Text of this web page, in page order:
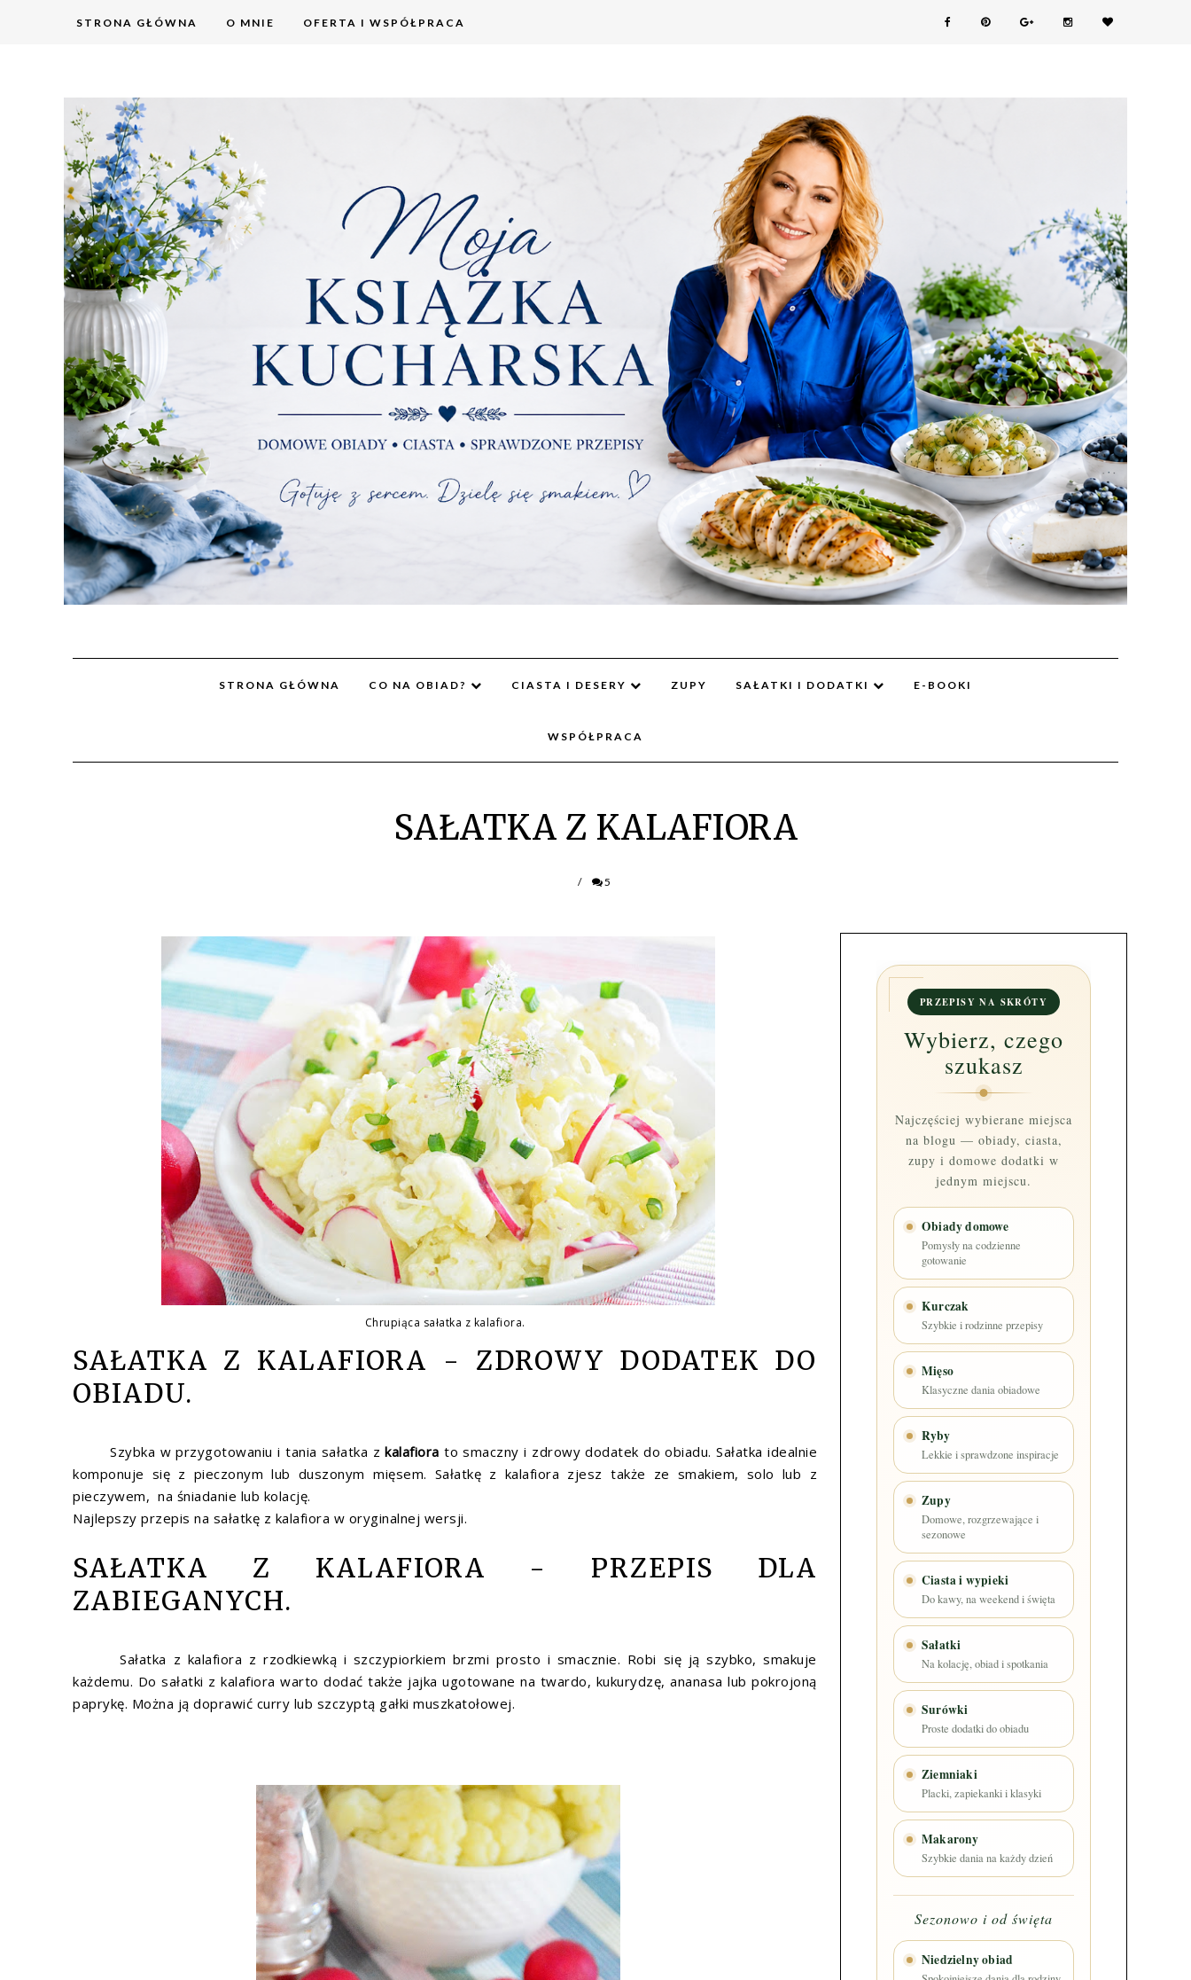
STRONA GŁÓWNA O MNIE OFERTA I WSPÓŁPRACA
STRONA GŁÓWNA CO NA OBIAD? CIASTA I DESERY ZUPY SAŁATKI I DODATKI E-BOOKI
WSPÓŁPRACA
SAŁATKA Z KALAFIORA
/ 5
Chrupiąca sałatka z kalafiora.
SAŁATKA Z KALAFIORA - ZDROWY DODATEK DO
OBIADU.
Szybka w przygotowaniu i tania sałatka zkalafiora to smaczny i zdrowy dodatek do obiadu. Sałatka idealnie
komponuje się z pieczonym lub duszonym mięsem. Sałatkę z kalafiora zjesz także ze smakiem, solo lub z
pieczywem, na śniadanie lub kolację.
Najlepszy przepis na sałatkę z kalafiora w oryginalnej wersji.
SAŁATKA Z KALAFIORA - PRZEPIS DLA
ZABIEGANYCH.
Sałatka z kalafiora z rzodkiewką i szczypiorkiem brzmi prosto i smacznie. Robi się ją szybko, smakuje
każdemu. Do sałatki z kalafiora warto dodać także jajka ugotowane na twardo, kukurydzę, ananasa lub pokrojoną
paprykę. Można ją doprawić curry lub szczyptą gałki muszkatołowej.
PRZEPISY NA SKRÓTY
Wybierz, czego
szukasz
Najczęściej wybierane miejsca
na blogu — obiady, ciasta,
zupy i domowe dodatki w
jednym miejscu.
Obiady domowe
Pomysły na codzienne
gotowanie
Kurczak
Szybkie i rodzinne przepisy
Mięso
Klasyczne dania obiadowe
Ryby
Lekkie i sprawdzone inspiracje
Zupy
Domowe, rozgrzewające i
sezonowe
Ciasta i wypieki
Do kawy, na weekend i święta
Sałatki
Na kolację, obiad i spotkania
Surówki
Proste dodatki do obiadu
Ziemniaki
Placki, zapiekanki i klasyki
Makarony
Szybkie dania na każdy dzień
Sezonowo i od święta
Niedzielny obiad